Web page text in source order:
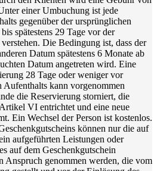
einer Umbuchung ist jede
gegenüber der ursprünglichen
spätestens 29 Tage vor der
Die Bedingung ist, dass der
Datum spätestens 6 Monate ab
Datum angetreten wird. Eine
28 Tage oder weniger vor
Aufenthalts kann vorgenommen
die Reservierung storniert, die
VI entrichtet und eine neue
Ein Wechsel der Person ist kostenlos.
können nur die auf
aufgeführten Leistungen oder
auf dem Geschenkgutschein
Anspruch genommen werden, die vom